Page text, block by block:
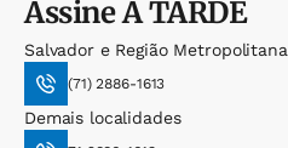
AssineA TARDE
Salvador e Região Metropolitana
(71) 2886-1613
Demais localidades